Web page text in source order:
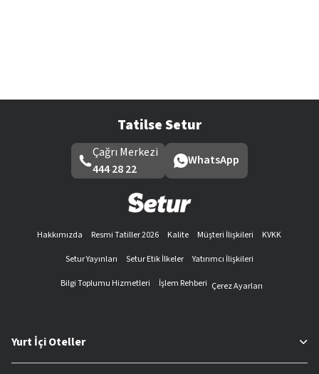
Tatilse Setur
Çağrı Merkezi
444 28 22
WhatsApp
Hakkımızda Resmi Tatiller 2026 Kalite Müşteri İlişkileri
KVKK
Setur Yayınları
Setur Etik İlkeler
Yatırımcı İlişkileri
Bilgi Toplumu Hizmetleri
İşlem Rehberi Çerez Ayarları
Yurt İçi Oteller